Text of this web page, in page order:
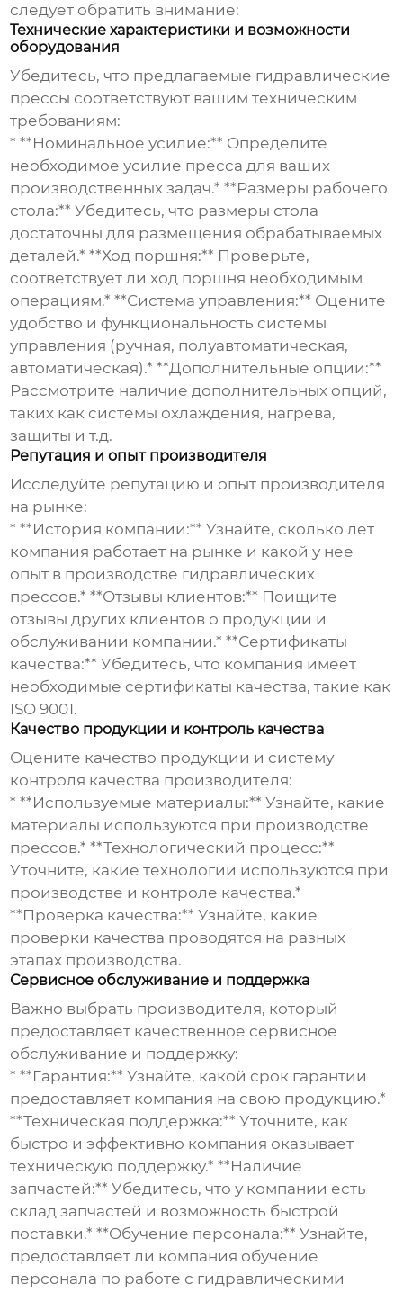
следует обратить внимание:
Технические характеристики и возможности
оборудования
Убедитесь, что предлагаемые гидравлические
прессы соответствуют вашим техническим
требованиям:
* **Номинальное усилие:** Определите
необходимое усилие пресса для ваших
производственных задач.* **Размеры рабочего
стола:** Убедитесь, что размеры стола
достаточны для размещения обрабатываемых
деталей.* **Ход поршня:** Проверьте,
соответствует ли ход поршня необходимым
операциям.* **Система управления:** Оцените
удобство и функциональность системы
управления (ручная, полуавтоматическая,
автоматическая).* **Дополнительные опции:**
Рассмотрите наличие дополнительных опций,
таких как системы охлаждения, нагрева,
защиты и т.д.
Репутация и опыт производителя
Исследуйте репутацию и опыт производителя
на рынке:
* **История компании:** Узнайте, сколько лет
компания работает на рынке и какой у нее
опыт в производстве гидравлических
прессов.* **Отзывы клиентов:** Поищите
отзывы других клиентов о продукции и
обслуживании компании.* **Сертификаты
качества:** Убедитесь, что компания имеет
необходимые сертификаты качества, такие как
ISO 9001.
Качество продукции и контроль качества
Оцените качество продукции и систему
контроля качества производителя:
* **Используемые материалы:** Узнайте, какие
материалы используются при производстве
прессов.* **Технологический процесс:**
Уточните, какие технологии используются при
производстве и контроле качества.*
**Проверка качества:** Узнайте, какие
проверки качества проводятся на разных
этапах производства.
Сервисное обслуживание и поддержка
Важно выбрать производителя, который
предоставляет качественное сервисное
обслуживание и поддержку:
* **Гарантия:** Узнайте, какой срок гарантии
предоставляет компания на свою продукцию.*
**Техническая поддержка:** Уточните, как
быстро и эффективно компания оказывает
техническую поддержку.* **Наличие
запчастей:** Убедитесь, что у компании есть
склад запчастей и возможность быстрой
поставки.* **Обучение персонала:** Узнайте,
предоставляет ли компания обучение
персонала по работе с гидравлическими